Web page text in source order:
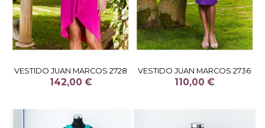
VESTIDO JUAN MARCOS 2728
142,00 €
VESTIDO JUAN MARCOS 2736
110,00 €